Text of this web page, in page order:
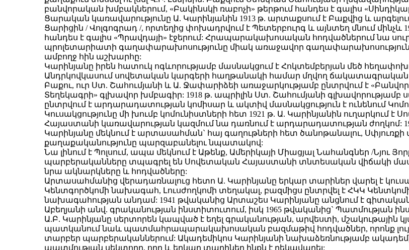
բանվորական խմբակներում, «Բակինսկի ռաբոչի» թերթում հանդես է գալիս
Ցարական կառավարությունը Ա. Կարինյանին 1913 թ. արտաքսում է Բաքվից և
Ցարիցին / Վոլգոգրադ /, որտեղից փոխադրվում է Պետերբուրգ և այնտեղ մնում մինչև
հանդես է գալիս «Պրավդայի» էջերում: Հրապարակախոսական հոդվածներում նա
պրոլետարիատի գաղափարախոսությունը միակ առաջավոր
ամբողջ հին աշխարհը:
Կարինյանը իրեն հատուկ ոգևորությամբ մասնակցում է Հոկտեմբերյան մեծ
Անդրկովկասում սովետական կարգերի հաղթանակի համար մղվող ճակատագրական
Բաքու, ուր Ստ. Շահումյանի և Ա. Ջափարիձեի առաջարկությամբ ընտրվում է
Տեղեկագրի» գլխավոր խմբագիր: 1918 թ. ապրիլին Ստ. Շահումյանի գլխավորությամբ
ընտրվում է արդարադատության կոմիսար և ակտիվ մասնակցություն է ունենում
Կուսակցությունը մի խումբ կոմունիստների հետ 1921 թ. Ա. Կարինյանին ուղարկում
Հայաստանի կառավարության կազմում նա դառնում է արդարադատության ժողկոմ:
Կարինյանը մեկնում է արտասահման` հայ գաղութների հետ ծանոթանալու,
քաղաքականությունը պարզաբանելու նպատակով:
Նա լինում է Պոլսում, ապա մեկնում է Աթենք, Ամերիկայի Միացյալ Նահանգներ /Նյու
պարբերականները տպագրել են Սովետական Հայաստանի տնտեսական վիճակի
նրա ակնարկները և հոդվածները:
Արտասահմանից վերադառնալուց հետո Ա. Կարինյանը երկար տարիներ վարել է
Կենտգործկոմի նախագահ, Լուսժողկոմի տեղակալ, բազմիցս ընտրվել է ՀԿԿ
նախագահության անդամ: 1941 թվականից Արտաշես Կարինյանը անցնում է
Աբեղյանի անվ. գրականության ինստիտուտում, իսկ 1965 թվականից` Պատմության
Ա.Բ. Կարինյանը սերտորեն կապված է եղել գրականության, արվեստի,
պատկանում նաև պատմահրապարակախոսական բազմաթիվ հոդվածներ, որոնք լույս են
տարբեր պարբերականներում: Ակադեմիկոս Կարինյանի նախաձեռնությամբ
պատմության սեկտորը, որը և երկար տարիներ ինքն է ղեկավարել: